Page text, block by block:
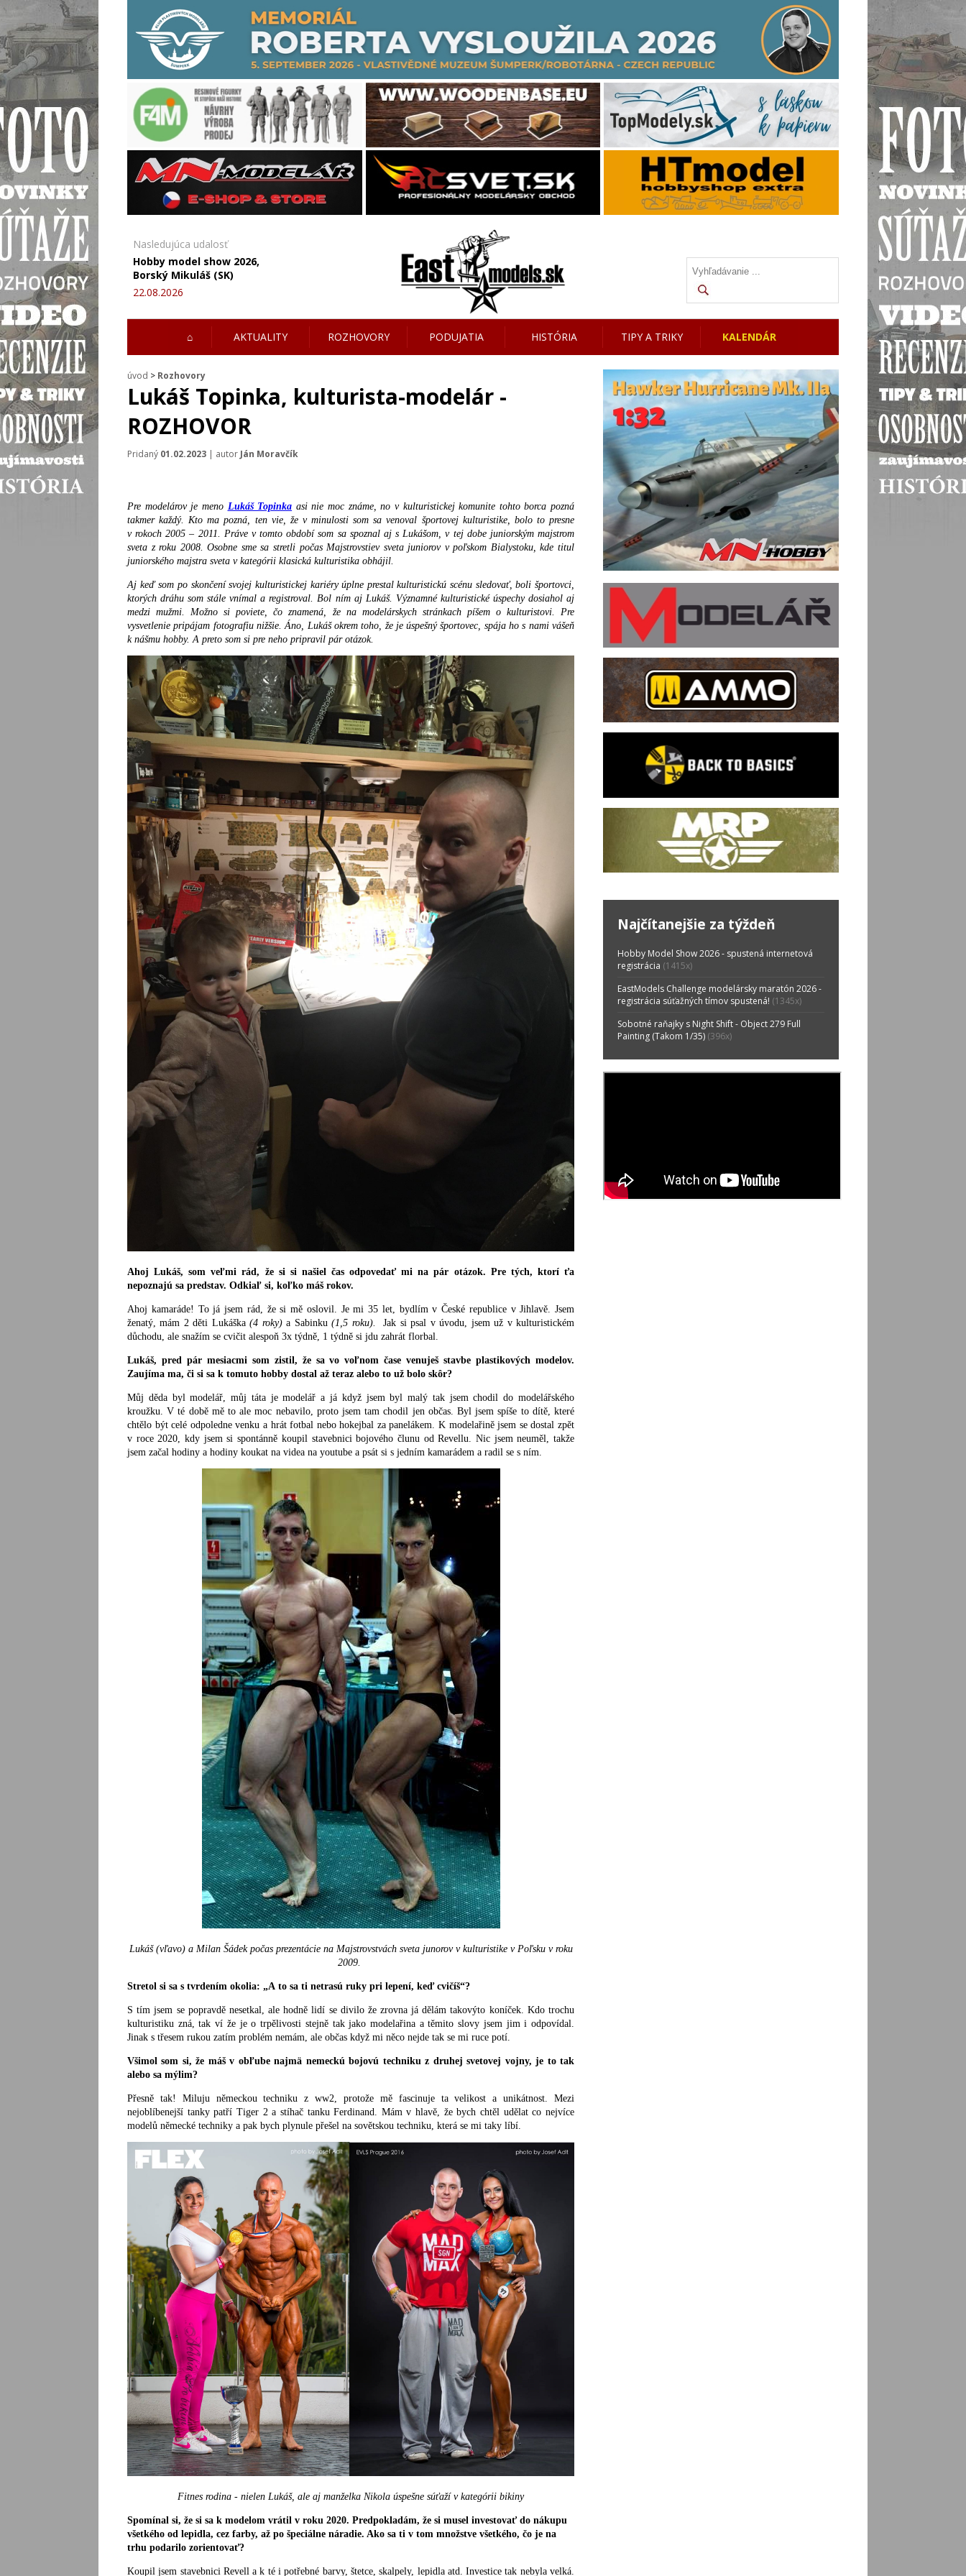
Nasledujúca udalosť
Hobby model show 2026,
Borský Mikuláš (SK)
22.08.2026
⌂ AKTUALITY ROZHOVORY PODUJATIA HISTÓRIA TIPY A TRIKY KALENDÁR
úvod > Rozhovory
Lukáš Topinka, kulturista-modelár -
ROZHOVOR
Pridaný 01.02.2023 | autor Ján Moravčík
Pre modelárov je meno Lukáš Topinka asi nie moc známe, no v kulturistickej komunite tohto borca pozná
takmer každý. Kto ma pozná, ten vie, že v minulosti som sa venoval športovej kulturistike, bolo to presne
v rokoch 2005 – 2011. Práve v tomto období som sa spoznal aj s Lukášom, v tej dobe juniorským majstrom
sveta z roku 2008. Osobne sme sa stretli počas Majstrovstiev sveta juniorov v poľskom Bialystoku, kde titul
juniorského majstra sveta v kategórii klasická kulturistika obhájil.
Aj keď som po skončení svojej kulturistickej kariéry úplne prestal kulturistickú scénu sledovať, boli športovci,
ktorých dráhu som stále vnímal a registroval. Bol ním aj Lukáš. Významné kulturistické úspechy dosiahol aj
medzi mužmi. Možno si poviete, čo znamená, že na modelárskych stránkach píšem o kulturistovi. Pre
vysvetlenie pripájam fotografiu nižšie. Áno, Lukáš okrem toho, že je úspešný športovec, spája ho s nami vášeň
k nášmu hobby. A preto som si pre neho pripravil pár otázok.
Ahoj Lukáš, som veľmi rád, že si si našiel čas odpovedať mi na pár otázok. Pre tých, ktorí ťa
nepoznajú sa predstav. Odkiaľ si, koľko máš rokov.
Ahoj kamaráde! To já jsem rád, že si mě oslovil. Je mi 35 let, bydlím v České republice v Jihlavě. Jsem
ženatý, mám 2 děti Lukáška(4 roky)a Sabinku(1,5 roku).
Jak si psal v úvodu, jsem už v kulturistickém
důchodu, ale snažím se cvičit alespoň 3x týdně, 1 týdně si jdu zahrát florbal.
Lukáš, pred pár mesiacmi som zistil, že sa vo voľnom čase venuješ stavbe plastikových modelov.
Zaujíma ma, či si sa k tomuto hobby dostal až teraz alebo to už bolo skôr?
Můj děda byl modelář, můj táta je modelář a já když jsem byl malý tak jsem chodil do modelářského
kroužku. V té době mě to ale moc nebavilo, proto jsem tam chodil jen občas. Byl jsem spíše to dítě, které
chtělo být celé odpoledne venku a hrát fotbal nebo hokejbal za panelákem. K modelařině jsem se dostal zpět
v roce 2020, kdy jsem si spontánně koupil stavebnici bojového člunu od Revellu. Nic jsem neuměl, takže
jsem začal hodiny a hodiny koukat na videa na youtube a psát si s jedním kamarádem a radil se s ním.
Lukáš (vľavo) a Milan Šádek počas prezentácie na Majstrovstvách sveta junorov v kulturistike v Poľsku v roku
2009.
Stretol si sa s tvrdením okolia: „A to sa ti netrasú ruky pri lepení, keď cvičíš“?
S tím jsem se popravdě nesetkal, ale hodně lidí se divilo že zrovna já dělám takovýto koníček. Kdo trochu
kulturistiku zná, tak ví že je o trpělivosti stejně tak jako modelařina a těmito slovy jsem jim i odpovídal.
Jinak s třesem rukou zatím problém nemám, ale občas když mi něco nejde tak se mi ruce potí.
Všimol som si, že máš v obľube najmä nemeckú bojovú techniku z druhej svetovej vojny, je to tak
alebo sa mýlim?
Přesně tak! Miluju německou techniku z ww2, protože mě fascinuje ta velikost a unikátnost. Mezi
nejoblíbenejší tanky patří Tiger 2 a stíhač tanku Ferdinand. Mám v hlavě, že bych chtěl udělat co nejvíce
modelů německé techniky a pak bych plynule přešel na sovětskou techniku, která se mi taky líbí.
Fitnes rodina - nielen Lukáš, ale aj manželka Nikola úspešne súťaží v kategórii bikiny
Spomínal si, že si sa k modelom vrátil v roku 2020. Predpokladám, že si musel investovať do nákupu
všetkého od lepidla, cez farby, až po špeciálne náradie. Ako sa ti v tom množstve všetkého, čo je na
trhu podarilo zorientovať?
Koupil jsem stavebnici Revell a k té i potřebné barvy, štetce, skalpely, lepidla atd. Investice tak nebyla velká.
Najčítanejšie za týždeň
Hobby Model Show 2026 - spustená internetová
registrácia (1415x)
EastModels Challenge modelársky maratón 2026 -
registrácia súťažných tímov spustená! (1345x)
Sobotné raňajky s Night Shift - Object 279 Full
Painting (Takom 1/35) (396x)